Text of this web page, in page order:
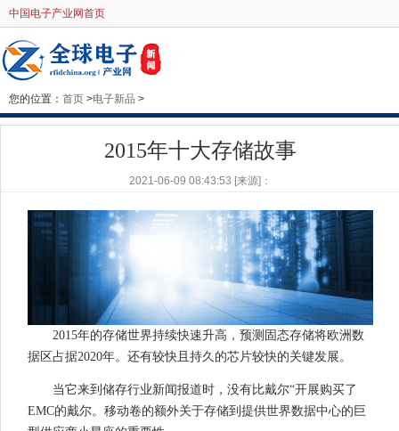
中国电子产业网首页
您的位置： 首页 >电子新品 >
2015年十大存储故事
2021-06-09 08:43:53 [来源]：
2015年的存储世界持续快速升高，预测固态存储将欧洲数
据区占据2020年。还有较快且持久的芯片较快的关键发展。
当它来到储存行业新闻报道时，没有比戴尔“开展购买了
EMC的戴尔。移动卷的额外关于存储到提供世界数据中心的巨